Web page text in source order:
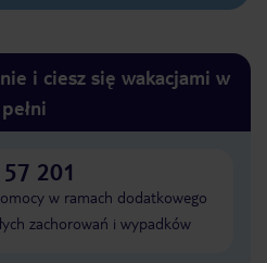
i ciesz się wakacjami w
pełni
201
w ramach dodatkowego
zachorowań i wypadków